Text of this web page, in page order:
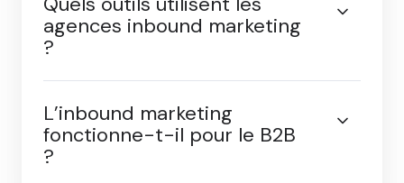
agence inbound marketing
?
Quels outils utilisent les
agences inbound marketing
?